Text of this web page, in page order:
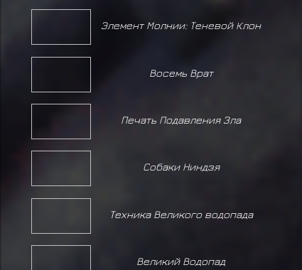
Элемент Молнии: Теневой Клон
Восемь Врат
Печать Подавления Зла
Собаки Ниндзя
Техника Великого водопада
Великий Водопад